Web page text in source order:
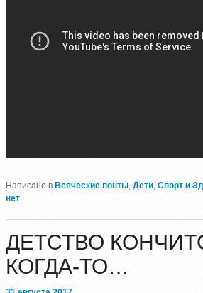
Написано в Всяческие понты, Дети, Спорт и
нет
ДЕТСТВО
КОГДА-ТО…